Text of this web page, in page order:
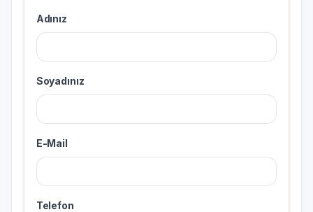
Adınız
Soyadınız
E-Mail
Telefon